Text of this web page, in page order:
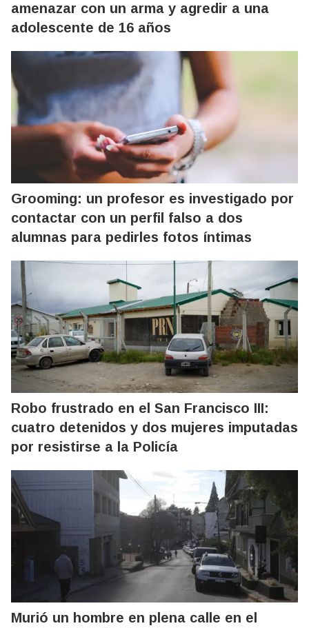
amenazar con un arma y agredir a una
adolescente de 16 años
Grooming: un profesor es investigado por
contactar con un perfil falso a dos
alumnas para pedirles fotos íntimas
Robo frustrado en el San Francisco III:
cuatro detenidos y dos mujeres imputadas
por resistirse a la Policía
Murió un hombre en plena calle en el